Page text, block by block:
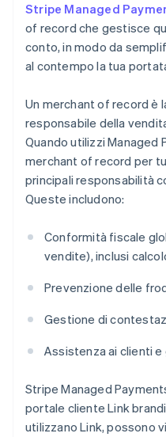
Stripe Managed
of record che gestisce
conto, in modo da
al contempo la tua
Un merchant of record è
responsabile della
Quando utilizzi Managed
merchant of record per
principali responsabilità
Queste includono:
Conformità fiscale
vendite), inclusi
Prevenzione delle
Gestione di
Assistenza ai clienti
Stripe Managed
portale cliente Link
utilizzano Link, possono